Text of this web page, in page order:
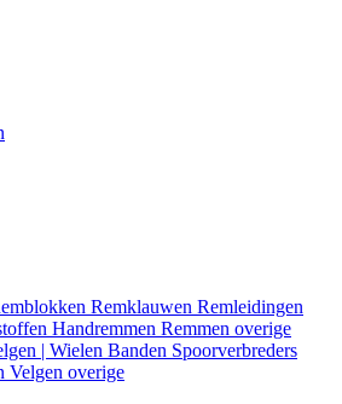
Remklauwen Remleidingen
Handremmen Remmen overige
| Wielen Banden Spoorverbreders
Velgen overige